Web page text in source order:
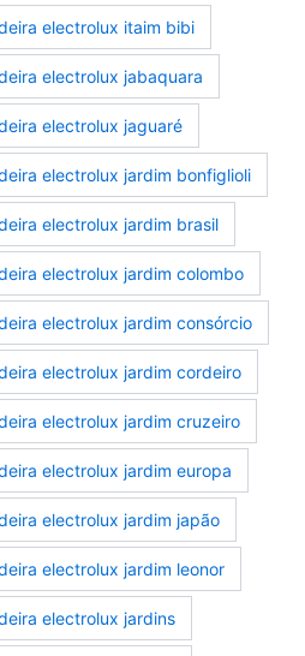
electrolux itaim bibi
electrolux jabaquara
electrolux jaguaré
electrolux jardim bonfiglioli
electrolux jardim brasil
electrolux jardim colombo
electrolux jardim consórcio
electrolux jardim cordeiro
electrolux jardim cruzeiro
electrolux jardim europa
electrolux jardim japão
electrolux jardim leonor
electrolux jardins